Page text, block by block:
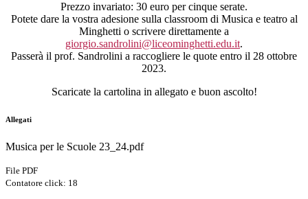
Prezzo invariato: 30 euro per cinque serate.
Potete dare la vostra adesione sulla classroom di Musica e teatro al
Minghetti o scrivere direttamente a
giorgio.sandrolini@liceominghetti.edu.it.
Passerà il prof. Sandrolini a raccogliere le quote entro il 28 ottobre
2023.
Scaricate la cartolina in allegato e buon ascolto!
Allegati
Musica per le Scuole 23_24.pdf
File PDF
Contatore click: 18